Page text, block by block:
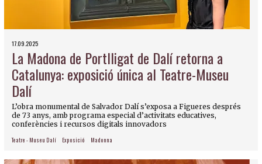
17.09.2025
La Madona de Portlligat de Dalí retorna a
Catalunya: exposició única al Teatre-Museu
Dalí
L’obra monumental de Salvador Dalí s’exposa a Figueres després
de 73 anys, amb programa especial d’activitats educatives,
conferències i recursos digitals innovadors
Teatre - Museu Dalí Exposició Madonna